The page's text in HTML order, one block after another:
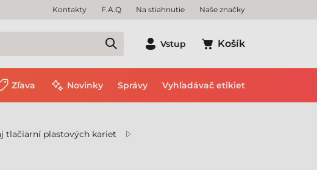
Kontakty F.A.Q Na stiahnutie Naše značky
Vstup Košík
Zľava Novinky Správy Vyhľadávač etikiet
tlačiarní plastových kariet